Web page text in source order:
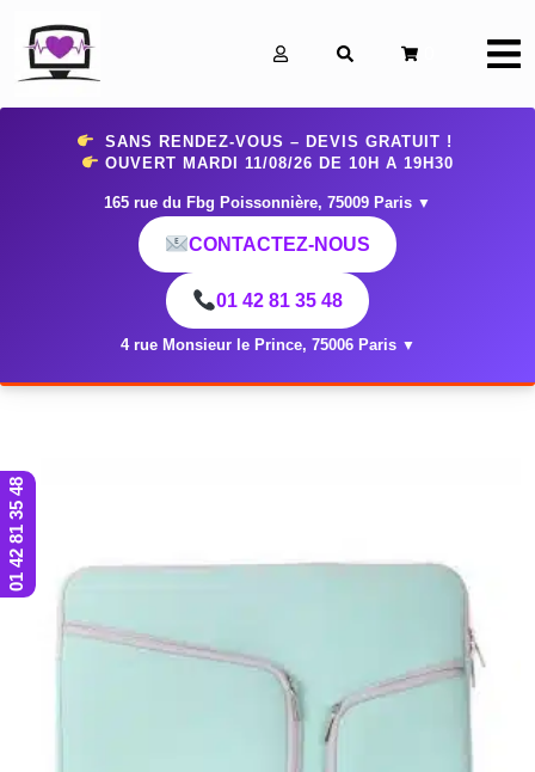
SANS RENDEZ-VOUS – DEVIS GRATUIT !
OUVERT MARDI 11/08/26 DE 10H A 19H30
165 rue du Fbg Poissonnière, 75009 Paris ▼
CONTACTEZ-NOUS
01 42 81 35 48
4 rue Monsieur le Prince, 75006 Paris ▼
01 42 81 35 48